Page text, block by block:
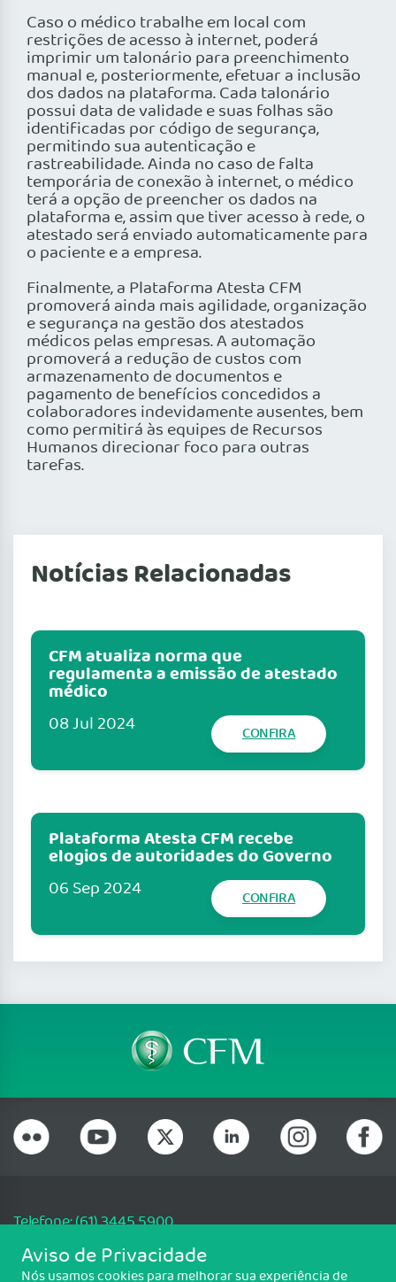
Caso o médico trabalhe em local com
restrições de acesso à internet, poderá
imprimir um talonário para preenchimento
manual e, posteriormente, efetuar a inclusão
dos dados na plataforma. Cada talonário
possui data de validade e suas folhas são
identificadas por código de segurança,
permitindo sua autenticação e
rastreabilidade. Ainda no caso de falta
temporária de conexão à internet, o médico
terá a opção de preencher os dados na
plataforma e, assim que tiver acesso à rede, o
atestado será enviado automaticamente para
o paciente e a empresa.
Finalmente, a Plataforma Atesta CFM
promoverá ainda mais agilidade, organização
e segurança na gestão dos atestados
médicos pelas empresas. A automação
promoverá a redução de custos com
armazenamento de documentos e
pagamento de benefícios concedidos a
colaboradores indevidamente ausentes, bem
como permitirá às equipes de Recursos
Humanos direcionar foco para outras
tarefas.
Notícias Relacionadas
CFM atualiza norma que
regulamenta a emissão de atestado
médico
08 Jul 2024 CONFIRA
Plataforma Atesta CFM recebe
elogios de autoridades do Governo
06 Sep 2024 CONFIRA
Telefone: (61) 3445 5900
Email: cfm@portalmedico.org.br
SGAS 616, Conjunto D, Lote 115, L2 Sul, Brasília/DF - CEP: 70200-760 -
Aviso de Privacidade
Nós usamos cookies para melhorar sua experiência de